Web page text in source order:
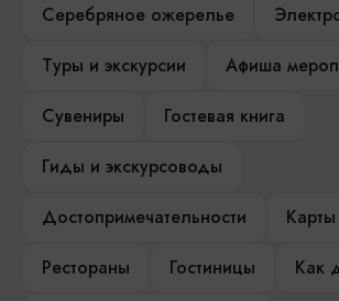
Серебряное ожерелье
Туры и экскурсии
Афиша
Сувениры
Гостевая книга
Гиды и экскурсоводы
Достопримечательности
Рестораны
Гостиницы
Как